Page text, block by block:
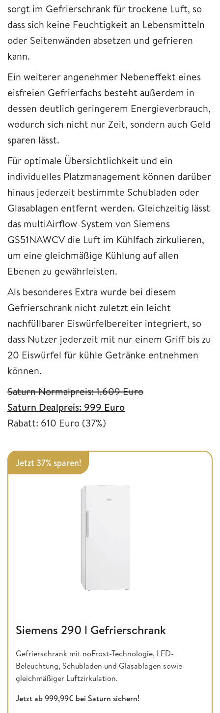
sorgt im Gefrierschrank für trockene Luft, so
dass sich keine Feuchtigkeit an Lebensmitteln
oder Seitenwänden absetzen und gefrieren
kann.
Ein weiterer angenehmer Nebeneffekt eines
eisfreien Gefrierfachs besteht außerdem in
dessen deutlich geringerem Energieverbrauch,
wodurch sich nicht nur Zeit, sondern auch Geld
sparen lässt.
Für optimale Übersichtlichkeit und ein
individuelles Platzmanagement können darüber
hinaus jederzeit bestimmte Schubladen oder
Glasablagen entfernt werden. Gleichzeitig lässt
das multiAirflow-System von Siemens
GS51NAWCV die Luft im Kühlfach zirkulieren,
um eine gleichmäßige Kühlung auf allen
Ebenen zu gewährleisten.
Als besonderes Extra wurde bei diesem
Gefrierschrank nicht zuletzt ein leicht
nachfüllbarer Eiswürfelbereiter integriert, so
dass Nutzer jederzeit mit nur einem Griff bis zu
20 Eiswürfel für kühle Getränke entnehmen
können.
Saturn Normalpreis: 1.609 Euro
Saturn Dealpreis: 999 Euro
Rabatt: 610 Euro (37%)
Jetzt 37% sparen!
Siemens 290 l Gefrierschrank
Gefrierschrank mit noFrost-Technologie, LED-
Beleuchtung, Schubladen und Glasablagen sowie
gleichmäßiger Luftzirkulation.
Jetzt ab 999,99€ bei Saturn sichern!